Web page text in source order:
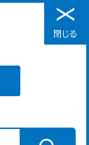
メニュー
閉じる